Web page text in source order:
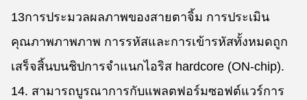
13การประมวลผลภาพของสายตาจิ้ม การประเมิน
คุณภาพภาพภาพ การรหัสและการเข้ารหัสทั้งหมดถูก
เสร็จสิ้นบนชิปการจําแนกไอริส hardcore (ON-chip).
14. สามารถบูรณาการกับแพลตฟอร์มซอฟต์แวร์การ